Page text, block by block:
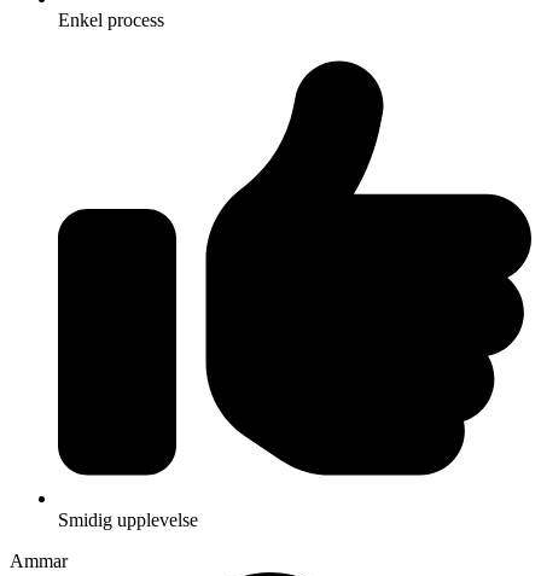
Enkel process
Smidig upplevelse
Ammar